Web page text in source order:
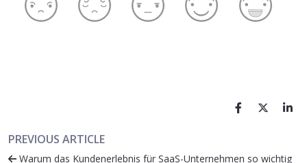
PREVIOUS ARTICLE
Warum das Kundenerlebnis für SaaS-Unternehmen so wichtig